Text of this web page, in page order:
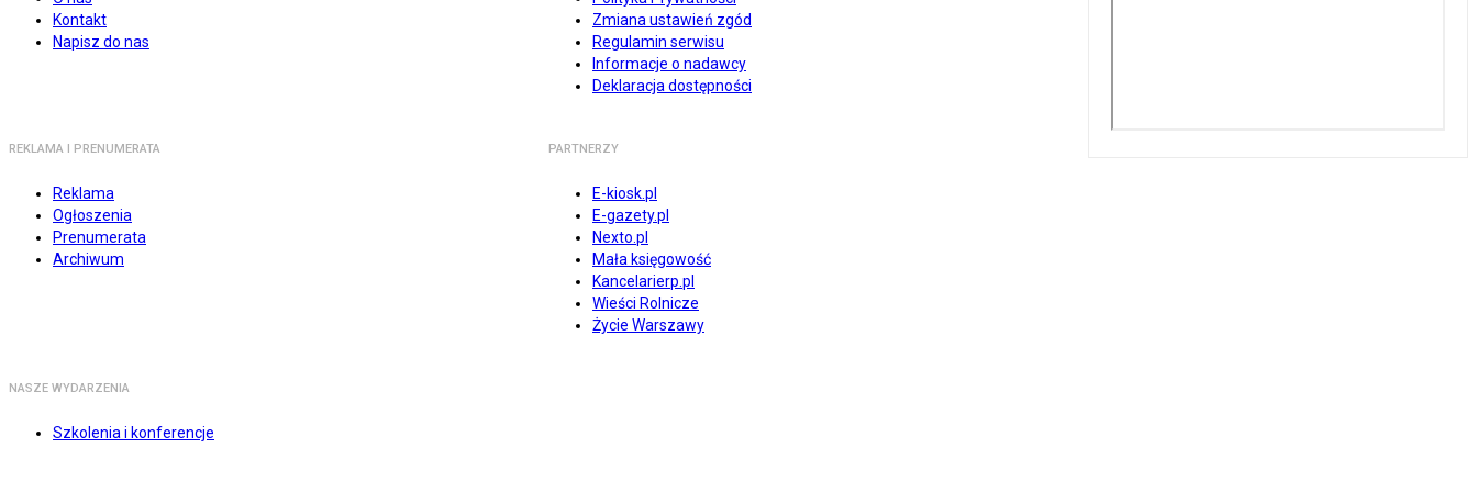
Kontakt
Napisz do nas
Zmiana ustawień zgód
Regulamin serwisu
Informacje o nadawcy
Deklaracja dostępności
REKLAMA I PRENUMERATA
Reklama
Ogłoszenia
Prenumerata
Archiwum
PARTNERZY
E-kiosk.pl
E-gazety.pl
Nexto.pl
Mała księgowość
Kancelarierp.pl
Wieści Rolnicze
Życie Warszawy
NASZE WYDARZENIA
Szkolenia i konferencje